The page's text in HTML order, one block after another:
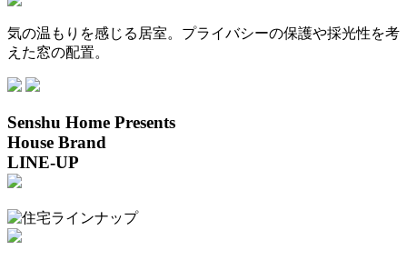
気の温もりを感じる居室。プライバシーの保護や採光性を考
えた窓の配置。
Senshu Home Presents
House Brand
LINE-UP